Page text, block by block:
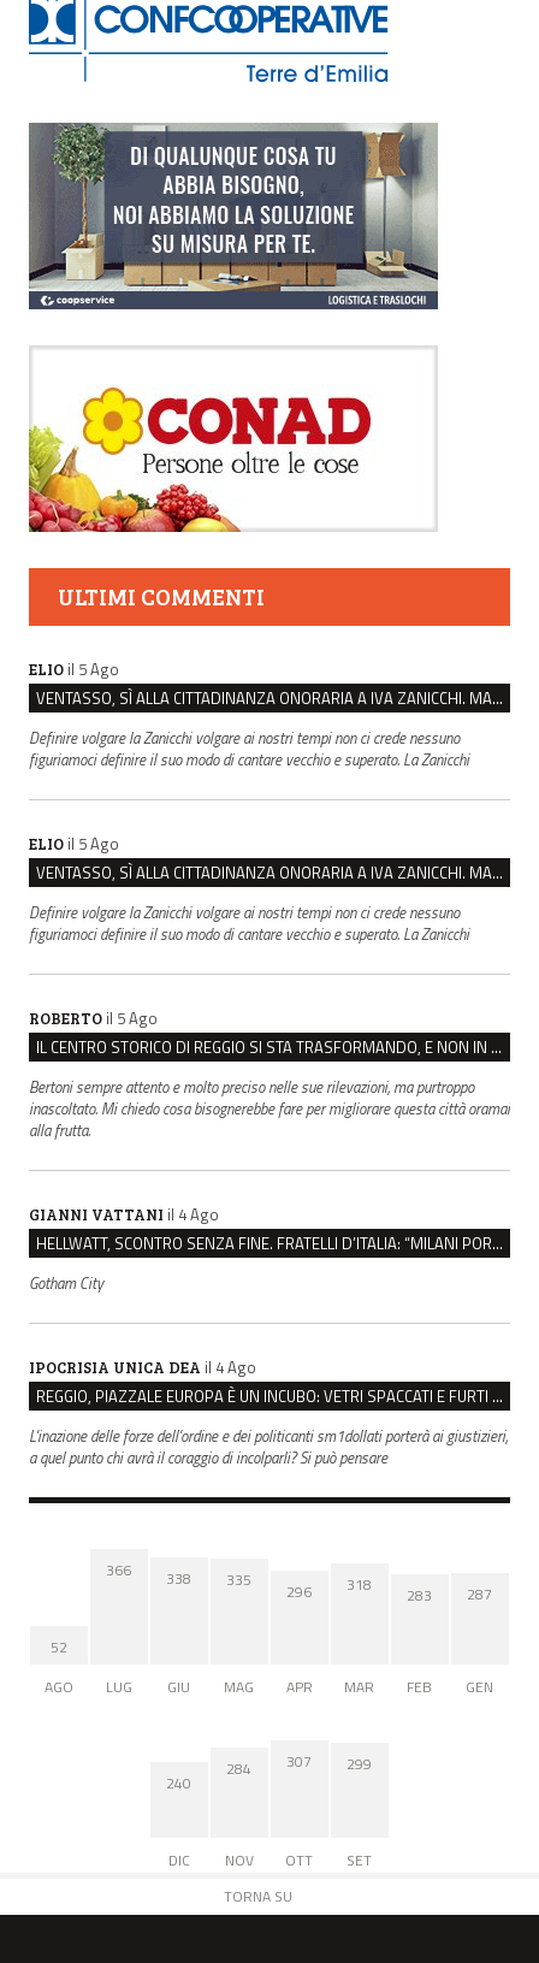
ULTIMI COMMENTI
ELIO il 5 Ago
VENTASSO, SÌ ALLA CITTADINANZA ONORARIA A IVA ZANICCHI. MA BARGIACCHI: “È DI PESSIMO GUSTO”
Definire volgare la Zanicchi volgare ai nostri tempi non ci crede nessuno
figuriamoci definire il suo modo di cantare vecchio e superato. La Zanicchi
ELIO il 5 Ago
VENTASSO, SÌ ALLA CITTADINANZA ONORARIA A IVA ZANICCHI. MA BARGIACCHI: “È DI PESSIMO GUSTO”
Definire volgare la Zanicchi volgare ai nostri tempi non ci crede nessuno
figuriamoci definire il suo modo di cantare vecchio e superato. La Zanicchi
ROBERTO il 5 Ago
IL CENTRO STORICO DI REGGIO SI STA TRASFORMANDO, E NON IN MEGLIO
Bertoni sempre attento e molto preciso nelle sue rilevazioni, ma purtroppo
inascoltato. Mi chiedo cosa bisognerebbe fare per migliorare questa città oramai
alla frutta.
GIANNI VATTANI il 4 Ago
HELLWATT, SCONTRO SENZA FINE. FRATELLI D’ITALIA: “MILANI PORTA DOCUMENTI, DE FRANCO INSULTI”
Gotham City
IPOCRISIA UNICA DEA il 4 Ago
REGGIO, PIAZZALE EUROPA È UN INCUBO: VETRI SPACCATI E FURTI SULLE AUTO IN SOSTA
L'inazione delle forze dell'ordine e dei politicanti sm1dollati porterà ai giustizieri,
a quel punto chi avrà il coraggio di incolparli? Si può pensare
52
AGO
366
LUG
338
GIU
335
MAG
296
APR
318
MAR
283
FEB
287
GEN
240
DIC
284
NOV
307
OTT
299
SET
TORNA SU